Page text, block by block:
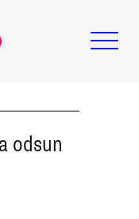
odsun